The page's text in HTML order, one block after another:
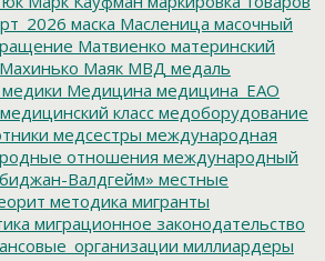
маска Масленица масочный
Матвиенко материнский
Махинько Маяк МВД медаль
медики Медицина медицина_ЕАО
медицинский класс медоборудование
медсестры международная
отношения международный
Валдгейм» местные
методика мигранты
миграционное законодательство
миллиардеры